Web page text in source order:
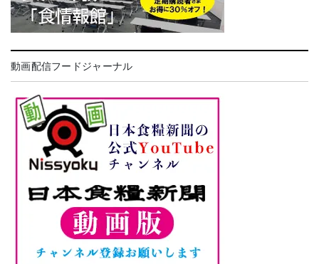
動画配信フードジャーナル